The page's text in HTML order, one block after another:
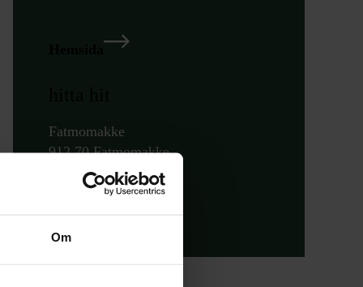
Om
Fatmomakke
912 70 Fatmomakke